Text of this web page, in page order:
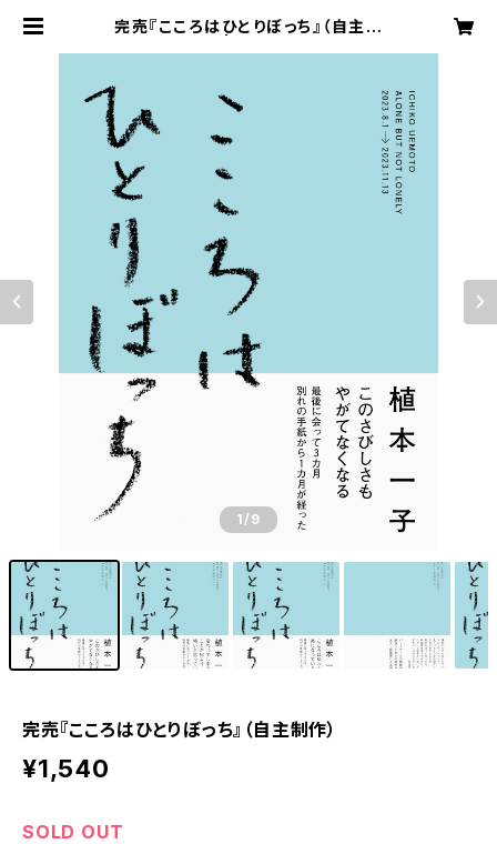
完売『こころはひとりぼっち』（自主制
1/9
完売『こころはひとりぼっち』（自主制作）
¥1,540
SOLD OUT